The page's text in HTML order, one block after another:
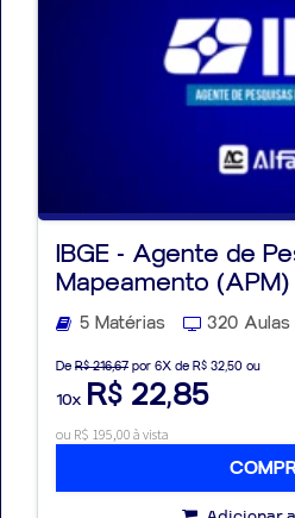
VIVO
IBGE - Agente de
Mapeamento (APM)
5 Matérias 320 Aulas
De R$ 216,67 por 6X de R$ 32,50 ou
10x R$ 22,85
ou R$ 195,00 à vista